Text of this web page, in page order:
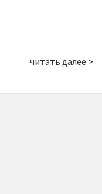
читать далее >